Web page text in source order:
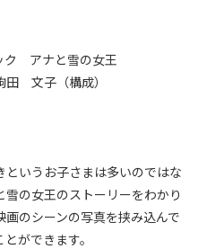
ク アナと雪の女王
文子（構成）
というお子さまは多いのではな
の女王のストーリーをわかり
のシーンの写真を挟み込んで
ができます。